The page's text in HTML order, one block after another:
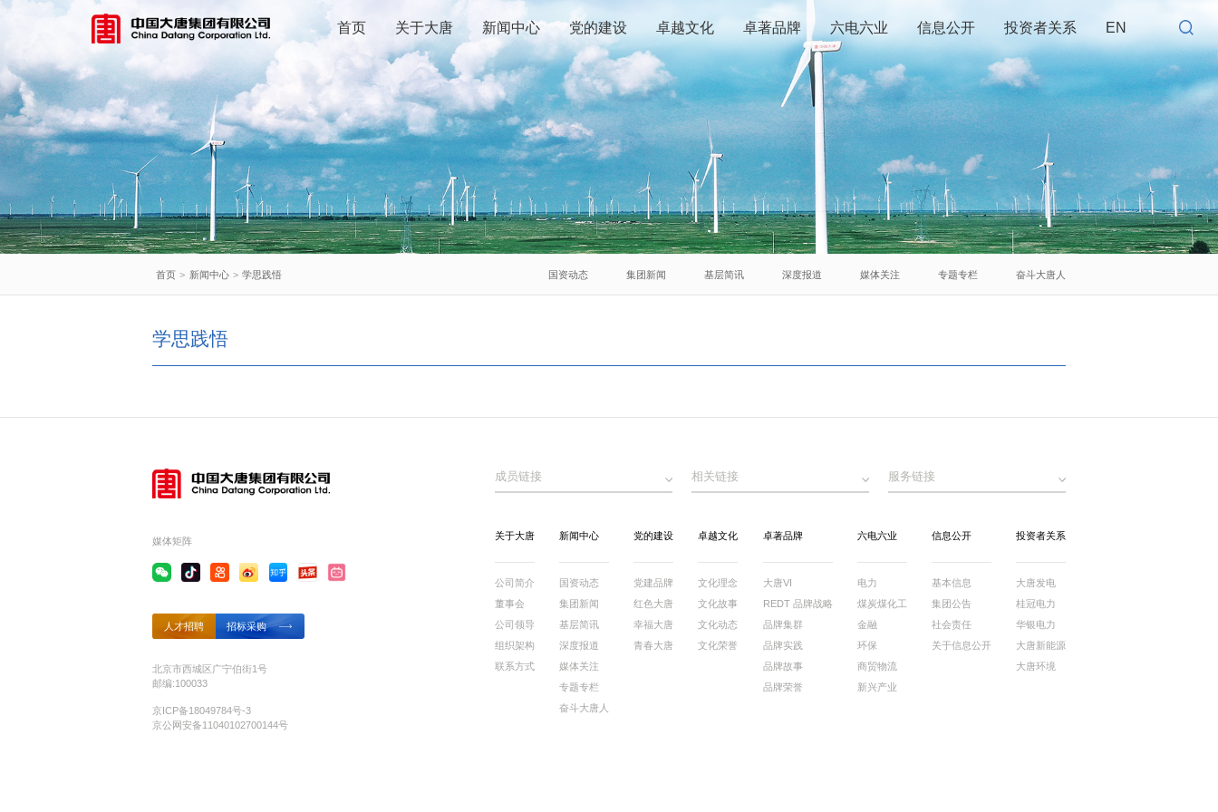
首页 关于大唐 新闻中心 党的建设 卓越文化 卓著品牌 六电六业 信息公开 投资者关系 EN
首页 > 新闻中心 > 学思践悟 国资动态 集团新闻 基层简讯 深度报道 媒体关注 专题专栏 奋斗大唐人
学思践悟
媒体矩阵
人才招聘 招标采购
北京市西城区广宁伯街1号
邮编:100033
京ICP备18049784号-3
京公网安备11040102700144号
成员链接 相关链接 服务链接
关于大唐
公司简介
董事会
公司领导
组织架构
联系方式
新闻中心
国资动态
集团新闻
基层简讯
深度报道
媒体关注
专题专栏
奋斗大唐人
党的建设
党建品牌
红色大唐
幸福大唐
青春大唐
卓越文化
文化理念
文化故事
文化动态
文化荣誉
卓著品牌
大唐VI
REDT 品牌战略
品牌集群
品牌实践
品牌故事
品牌荣誉
六电六业
电力
煤炭煤化工
金融
环保
商贸物流
新兴产业
信息公开
基本信息
集团公告
社会责任
关于信息公开
投资者关系
大唐发电
桂冠电力
华银电力
大唐新能源
大唐环境